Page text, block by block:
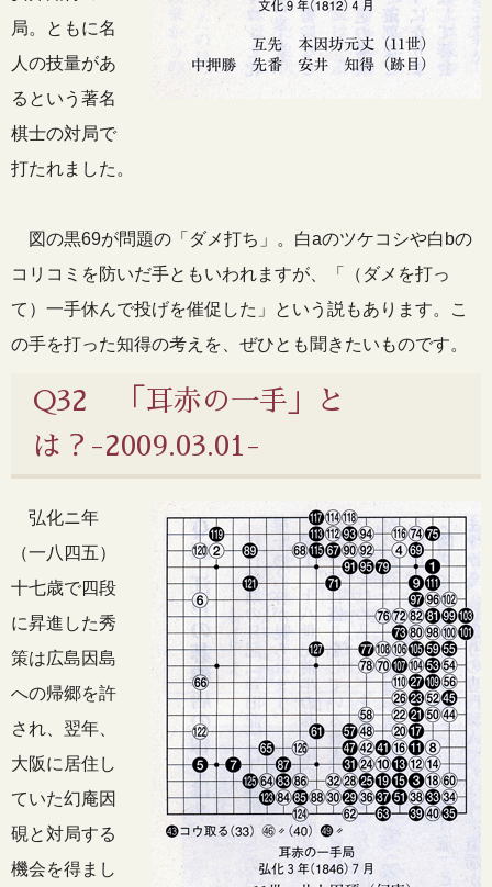
局。ともに名
人の技量があ
るという著名
棋士の対局で
打たれました。
図の黒69が問題の「ダメ打ち」。白aのツケコシや白bの
コリコミを防いだ手ともいわれますが、「（ダメを打っ
て）一手休んで投げを催促した」という説もあります。こ
の手を打った知得の考えを、ぜひとも聞きたいものです。
Q32 「耳赤の一手」と
は？-2009.03.01-
弘化ニ年
（一八四五）
十七歳で四段
に昇進した秀
策は広島因島
への帰郷を許
され、翌年、
大阪に居住し
ていた幻庵因
硯と対局する
機会を得まし